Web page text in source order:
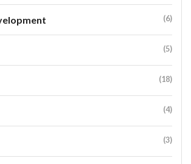
(6)
(5)
(18)
(4)
(3)